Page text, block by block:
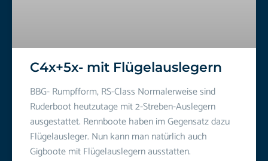
C4x+5x- mit Flügelauslegern
BBG- Rumpfform, RS-Class Normalerweise sind
Ruderboot heutzutage mit 2-Streben-Auslegern
ausgestattet. Rennboote haben im Gegensatz dazu
Flügelausleger. Nun kann man natürlich auch
Gigboote mit Flügelauslegern ausstatten.